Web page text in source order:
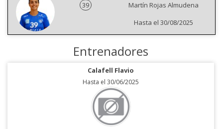
39
Martín Rojas Almudena
Hasta el 30/08/2025
Entrenadores
Calafell Flavio
Hasta el 30/06/2025